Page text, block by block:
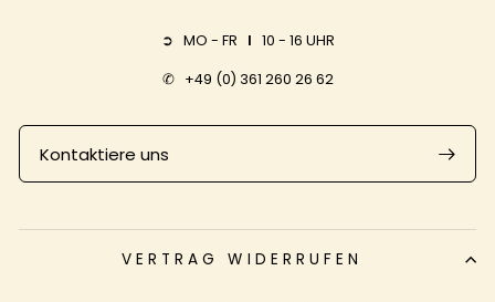
➲ MO - FR I 10 - 16 UHR
✆ +49 (0) 361 260 26 62
Kontaktiere uns
VERTRAG WIDERRUFEN